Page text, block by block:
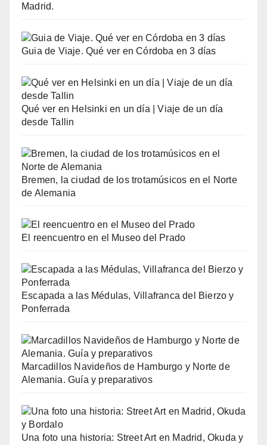
Madrid.
Guia de Viaje. Qué ver en Córdoba en 3 días
Qué ver en Helsinki en un día | Viaje de un día
desde Tallin
Bremen, la ciudad de los trotamúsicos en el Norte
de Alemania
El reencuentro en el Museo del Prado
Escapada a las Médulas, Villafranca del Bierzo y
Ponferrada
Marcadillos Navideños de Hamburgo y Norte de
Alemania. Guía y preparativos
Una foto una historia: Street Art en Madrid, Okuda y